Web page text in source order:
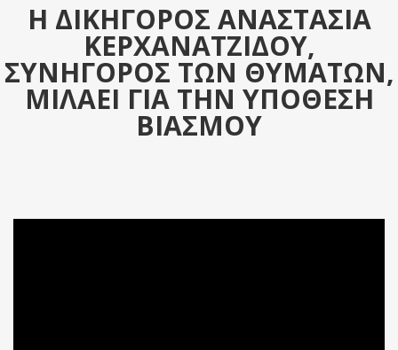
Η ΔΙΚΗΓΟΡΟΣ ΑΝΑΣΤΑΣΙΑ
ΚΕΡΧΑΝΑΤΖΙΔΟΥ,
ΣΥΝΗΓΟΡΟΣ ΤΩΝ ΘΥΜΑΤΩΝ,
ΜΙΛΑΕΙ ΓΙΑ ΤΗΝ ΥΠΟΘΕΣΗ
ΒΙΑΣΜΟΥ